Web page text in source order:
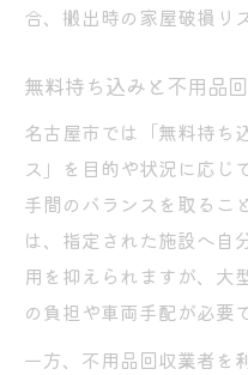
合、搬出時の家屋破損リ
無料持ち込みと不用品
名古屋市では「無料持ち
ス」を目的や状況に応じ
手間のバランスを取るこ
は、指定された施設へ自
用を抑えられますが、大
の負担や車両手配が必要
一方、不用品回収業者を